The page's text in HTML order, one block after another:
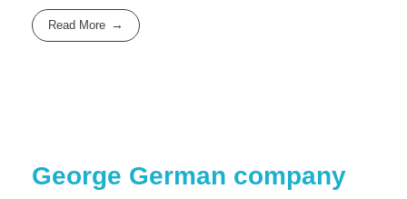
Read More
George German company